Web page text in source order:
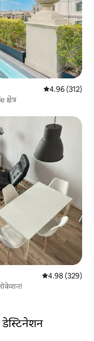
औसत रेटिंग 5 में से
4.96 (312)
औसत रेटिंग 5 में से
4.98 (329)